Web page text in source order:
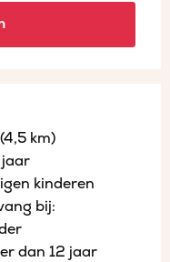
(4,5 km)
kinderen
bij:
dan 12 jaar